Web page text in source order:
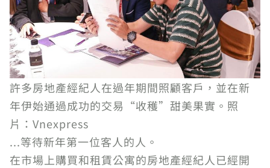
許多房地產經紀人在過年期間照顧客戶，並在新
年伊始通過成功的交易“收穫”甜美果實。照
片：Vnexpress
...等待新年第一位客人的人。
在市場上購買和租賃公寓的房地產經紀人已經開